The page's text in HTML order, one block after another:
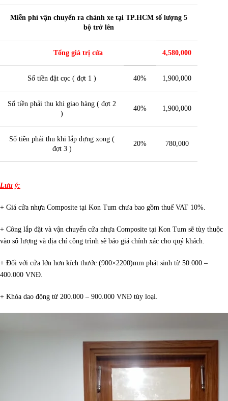
Miễn phí vận chuyển ra chành xe tại TP.HCM số lượng 5
bộ trở lên
Tổng giá trị cửa 4,580,000
Số tiền đặt cọc ( đợt 1 ) 40% 1,900,000
Số tiền phải thu khi giao hàng ( đợt 2
)
40% 1,900,000
Số tiền phải thu khi lắp dựng xong (
đợt 3 )
20% 780,000
Lưu ý:
+ Giá cửa nhựa Composite tại Kon Tum chưa bao gồm thuế VAT 10%.
+ Công lắp đặt và vận chuyển cửa nhựa Composite tại Kon Tum sẽ tùy thuộc
vào số lượng và địa chỉ công trình sẽ báo giá chính xác cho quý khách.
+ Đối với cửa lớn hơn kích thước (900×2200)mm phát sinh từ 50.000 –
400.000 VNĐ.
+ Khóa dao động từ 200.000 – 900.000 VNĐ tùy loại.